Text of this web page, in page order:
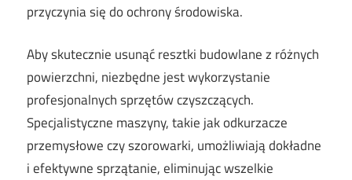
przyczynia się do ochrony środowiska.
Aby skutecznie usunąć resztki budowlane z różnych
powierzchni, niezbędne jest wykorzystanie
profesjonalnych sprzętów czyszczących.
Specjalistyczne maszyny, takie jak odkurzacze
przemysłowe czy szorowarki, umożliwiają dokładne
i efektywne sprzątanie, eliminując wszelkie